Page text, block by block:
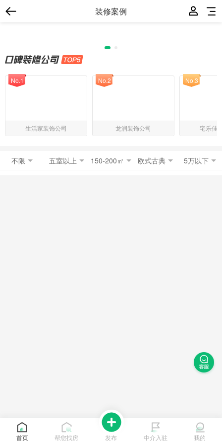
装修案例
生活家装饰公司
No.1
龙润装饰公司
No.2
宅乐佳
No.3
不限 五室以上 150-200㎡ 欧式古典 5万以下
首页 帮您找房 发布 中介入驻 我的